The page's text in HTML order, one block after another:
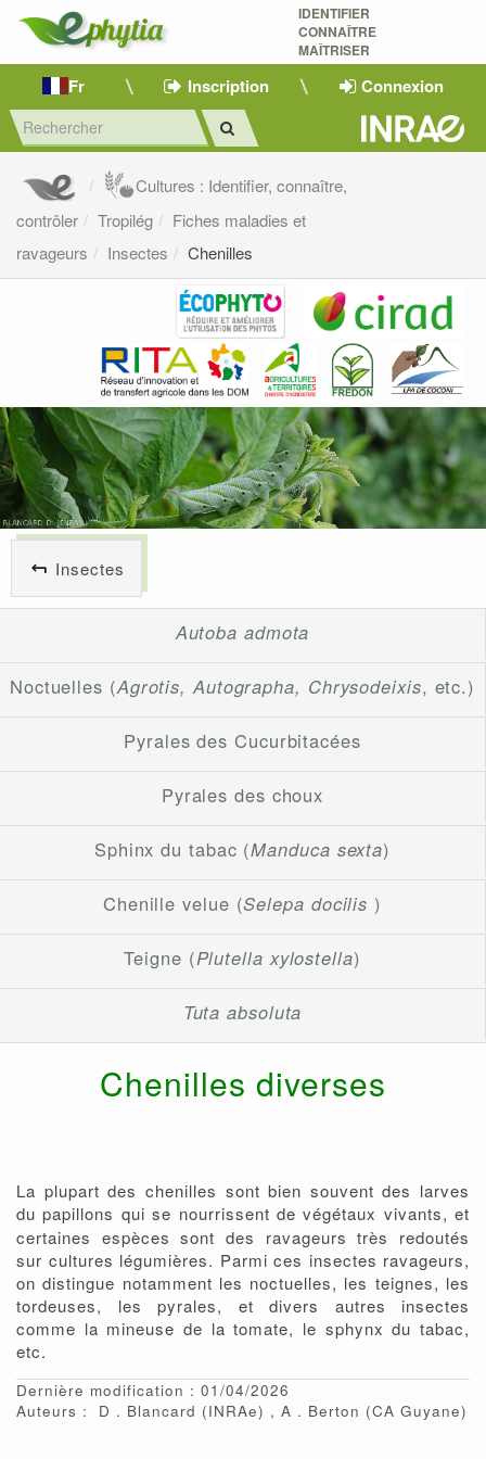
IDENTIFIER
CONNAÎTRE
MAÎTRISER
Fr Inscription Connexion
Cultures : Identifier, connaître,
contrôler
Tropilég
Fiches maladies et
ravageurs
Insectes Chenilles
Insectes
Autoba admota
Noctuelles (Agrotis, Autographa, Chrysodeixis, etc.)
Pyrales des Cucurbitacées
Pyrales des choux
Sphinx du tabac (Manduca sexta)
Chenille velue (Selepa docilis )
Teigne (Plutella xylostella)
Tuta absoluta
Chenilles diverses
La plupart des chenilles sont bien souvent des larves
du papillons qui se nourrissent de végétaux vivants, et
certaines espèces sont des ravageurs très redoutés
sur cultures légumières. Parmi ces insectes ravageurs,
on distingue notamment les noctuelles, les teignes, les
tordeuses, les pyrales, et divers autres insectes
comme la mineuse de la tomate, le sphynx du tabac,
etc.
Dernière modification : 01/04/2026
Auteurs :
D Blancard (INRAe) A Berton (CA Guyane)